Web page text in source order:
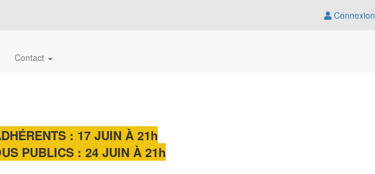
Connexion
Contact
: 17 JUIN À 21h
PUBLICS : 24 JUIN À 21h